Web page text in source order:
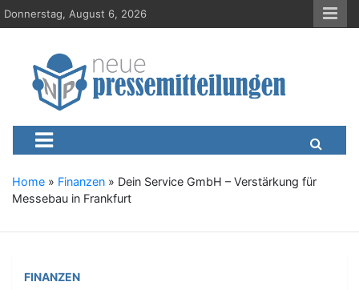
S
k
Donnerstag, August 6, 2026
Neue-
Presseportal, Nachrichten, News, Meldungen, Wirtschaft
Home » Finanzen » Dein Service GmbH – Verstärkung für
Messebau in Frankfurt
FINANZEN